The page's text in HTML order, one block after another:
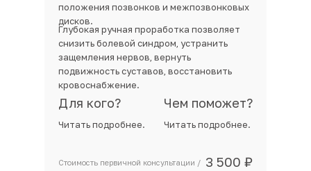
Для кого? Чем поможет?
Глубокая ручная проработка позволяет
снизить болевой синдром, устранить
защемления нервов, вернуть
подвижность суставов, восстановить
кровоснабжение.
Читать подробнее.
Стоимость первичной консультации /
3 500 ₽
Читать подробнее.
положения позвонков и межпозвонковых
дисков.